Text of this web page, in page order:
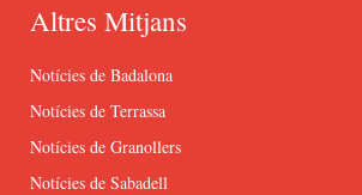
Altres Mitjans
Notícies de Badalona
Notícies de Terrassa
Notícies de Granollers
Notícies de Sabadell